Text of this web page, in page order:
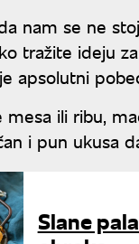
nam se ne
tražite ideju
apsolutni
ili ribu,
i pun ukusa
Slane